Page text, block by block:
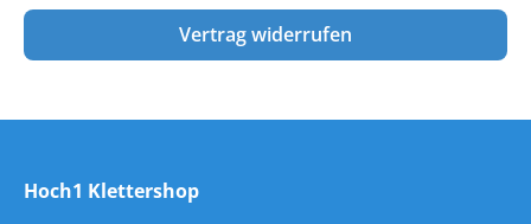
Vertrag widerrufen
Hoch1 Klettershop